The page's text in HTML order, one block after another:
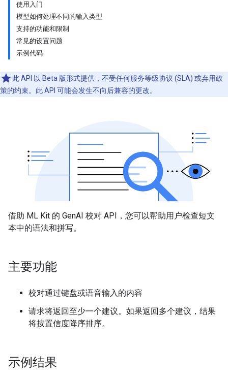
使用入门
模型如何处理不同的输入类型
支持的功能和限制
常见的设置问题
示例代码
此 API 以 Beta 版形式提供，不受任何服务等级协议 (SLA) 或弃用政
策的约束。此 API 可能会发生不向后兼容的更改。
借助 ML Kit 的 GenAI 校对 API，您可以帮助用户检查短文
本中的语法和拼写。
主要功能
校对通过键盘或语音输入的内容
请求将返回至少一个建议。如果返回多个建议，结果
将按置信度降序排序。
示例结果